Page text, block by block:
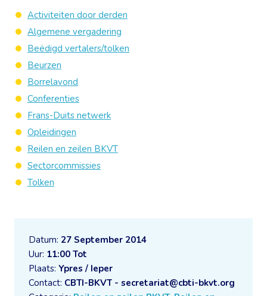
Datum: 27 September 2014
Uur: 11:00 Tot
Plaats: Ypres / Ieper
Contact: CBTI-BKVT - secretariat@cbti-bkvt.org
Activiteiten door derden
Algemene vergadering
Beëdigd vertalers/tolken
Beurzen
Borrelavond
Conferenties
Frans-Duits netwerk
Opleidingen
Reilen en zeilen BKVT
Sectorcommissies
Tolken